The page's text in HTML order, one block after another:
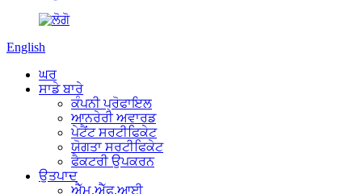
English
ਘਰ
ਸਾਡੇ ਬਾਰੇ
ਕੰਪਨੀ ਪ੍ਰੋਫਾਇਲ
ਆਨਰੇਰੀ ਅਵਾਰਡ
ਪੇਟੈਂਟ ਸਰਟੀਫਿਕੇਟ
ਯੋਗਤਾ ਸਰਟੀਫਿਕੇਟ
ਫੈਕਟਰੀ ਉਪਕਰਨ
ਉਤਪਾਦ
ਐੱਮ.ਐੱਫ.ਆਈ